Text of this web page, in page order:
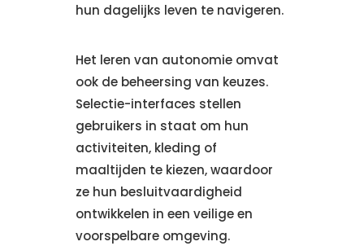
hun dagelijks leven te navigeren.
Het leren van autonomie omvat
ook de beheersing van keuzes.
Selectie-interfaces stellen
gebruikers in staat om hun
activiteiten, kleding of
maaltijden te kiezen, waardoor
ze hun besluitvaardigheid
ontwikkelen in een veilige en
voorspelbare omgeving.